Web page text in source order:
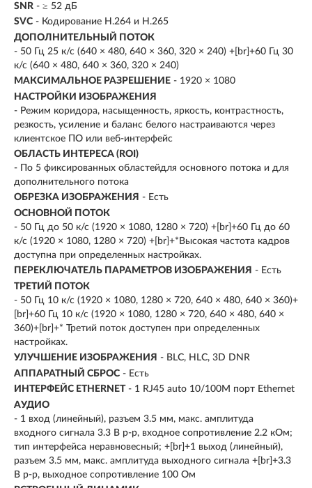
SNR - ≥ 52 дБ
SVC - Кодирование H.264 и H.265
ДОПОЛНИТЕЛЬНЫЙ ПОТОК
- 50 Гц 25 к/с (640 × 480, 640 × 360, 320 × 240) +[br]+60 Гц 30
к/с (640 × 480, 640 × 360, 320 × 240)
МАКСИМАЛЬНОЕ РАЗРЕШЕНИЕ - 1920 × 1080
НАСТРОЙКИ ИЗОБРАЖЕНИЯ
- Режим коридора, насыщенность, яркость, контрастность,
резкость, усиление и баланс белого настраиваются через
клиентское ПО или веб-интерфейс
ОБЛАСТЬ ИНТЕРЕСА (ROI)
- По 5 фиксированных областейдля основного потока и для
дополнительного потока
ОБРЕЗКА ИЗОБРАЖЕНИЯ - Есть
ОСНОВНОЙ ПОТОК
- 50 Гц до 50 к/с (1920 × 1080, 1280 × 720) +[br]+60 Гц до 60
к/с (1920 × 1080, 1280 × 720) +[br]+*Высокая частота кадров
доступна при определенных настройках.
ПЕРЕКЛЮЧАТЕЛЬ ПАРАМЕТРОВ ИЗОБРАЖЕНИЯ - Есть
ТРЕТИЙ ПОТОК
- 50 Гц 10 к/с (1920 × 1080, 1280 × 720, 640 × 480, 640 × 360)+
[br]+60 Гц 10 к/с (1920 × 1080, 1280 × 720, 640 × 480, 640 ×
360)+[br]+* Третий поток доступен при определенных
настройках.
УЛУЧШЕНИЕ ИЗОБРАЖЕНИЯ - BLC, HLC, 3D DNR
АППАРАТНЫЙ СБРОС - Есть
ИНТЕРФЕЙС ETHERNET - 1 RJ45 auto 10/100M порт Ethernet
АУДИО
- 1 вход (линейный), разъем 3.5 мм, макс. амплитуда
входного сигнала 3.3 В p-p, входное сопротивление 2.2 кОм;
тип интерфейса неравновесный; +[br]+1 выход (линейный),
разъем 3.5 мм, макс. амплитуда выходного сигнала +[br]+3.3
В p-p, выходное сопротивление 100 Ом